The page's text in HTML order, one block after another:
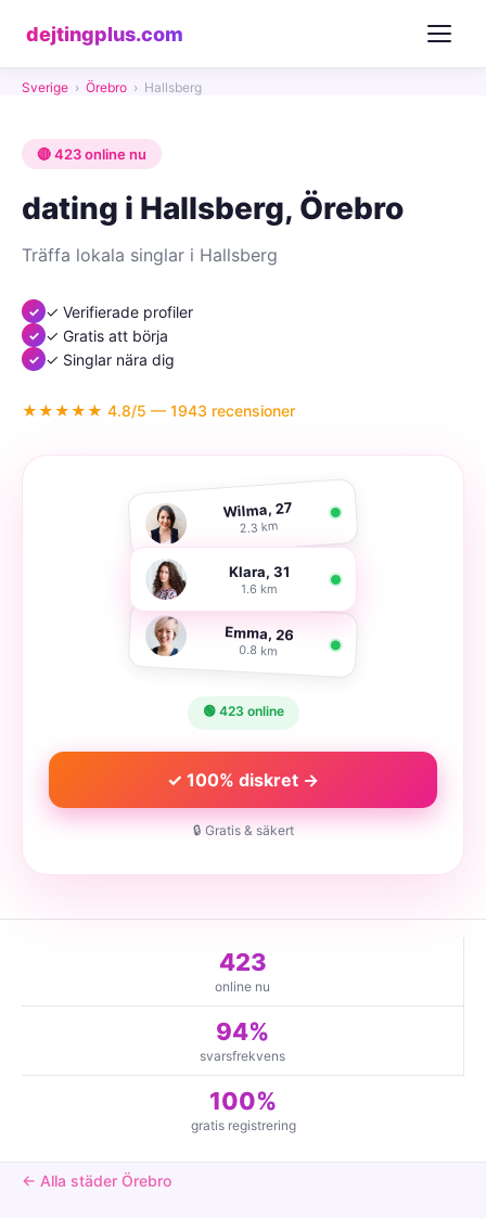
dejtingplus.com
Sverige › Örebro › Hallsberg
🔴 423 online nu
dating i Hallsberg, Örebro
Träffa lokala singlar i Hallsberg
✓ Verifierade profiler
✓ Gratis att börja
✓ Singlar nära dig
★★★★★ 4.8/5 — 1943 recensioner
Wilma, 27
2.3 km
Klara, 31
1.6 km
Emma, 26
0.8 km
🟢 423 online
✓ 100% diskret →
🔒 Gratis & säkert
423
online nu
94%
svarsfrekvens
100%
gratis registrering
← Alla städer Örebro